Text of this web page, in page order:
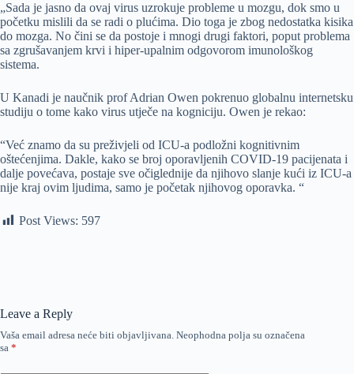
„Sada je jasno da ovaj virus uzrokuje probleme u mozgu, dok smo u
početku mislili da se radi o plućima. Dio toga je zbog nedostatka kisika
do mozga. No čini se da postoje i mnogi drugi faktori, poput problema
sa zgrušavanjem krvi i hiper-upalnim odgovorom imunološkog
sistema.
U Kanadi je naučnik prof Adrian Owen pokrenuo globalnu internetsku
studiju o tome kako virus utječe na kogniciju. Owen je rekao:
“Već znamo da su preživjeli od ICU-a podložni kognitivnim
oštećenjima. Dakle, kako se broj oporavljenih COVID-19 pacijenata i
dalje povećava, postaje sve očiglednije da njihovo slanje kući iz ICU-a
nije kraj ovim ljudima, samo je početak njihovog oporavka. “
Post Views: 597
Leave a Reply
Vaša email adresa neće biti objavljivana. Neophodna polja su označena
sa *